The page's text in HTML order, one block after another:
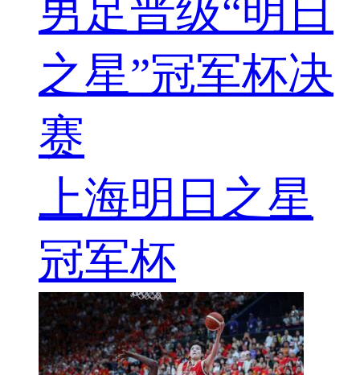
男足晋级“明日
之星”冠军杯决
赛
上海明日之星
冠军杯